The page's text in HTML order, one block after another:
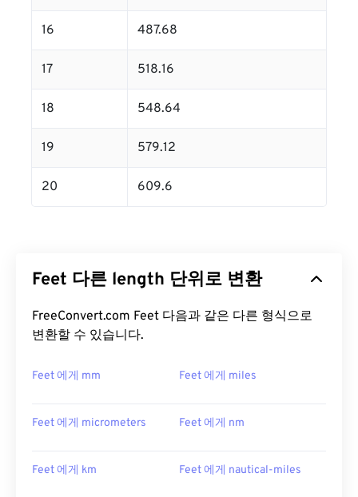
16 487.68
17 518.16
18 548.64
19 579.12
20 609.6
Feet 다른 length 단위로 변환
FreeConvert.com Feet 다음과 같은 다른 형식으로
변환할 수 있습니다.
Feet 에게 mm Feet 에게 miles
Feet 에게 micrometers Feet 에게 nm
Feet 에게 km Feet 에게 nautical-miles